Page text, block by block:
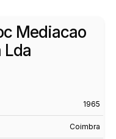
Mediacao
Lda
1965
Coimbra